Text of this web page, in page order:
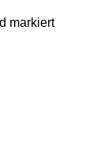
markiert